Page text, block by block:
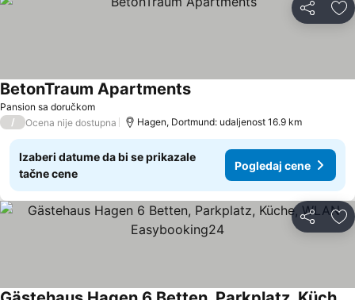
Deli
Pansion sa doručkom
BetonTraum Apartments
/ Ocena nije dostupna Hagen, Dortmund: udaljenost 16.9 km
Izaberi datume da bi se prikazale
tačne cene
Pogledaj cene
Deli